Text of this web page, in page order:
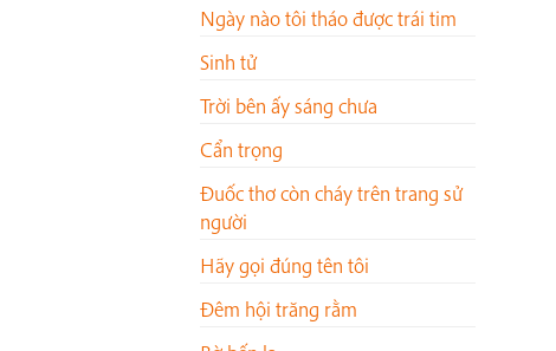
Ngày nào tôi tháo được trái tim
Sinh tử
Trời bên ấy sáng chưa
Cẩn trọng
Đuốc thơ còn cháy trên trang sử
người
Hãy gọi đúng tên tôi
Đêm hội trăng rằm